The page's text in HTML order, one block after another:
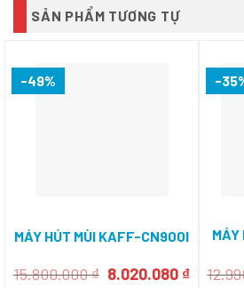
SẢN PHẨM TƯƠNG TỰ
-49%
MÁY HÚT MÙI KAFF-CN900I
15.800.000₫ Giá
8.020.080 ₫Giá
-